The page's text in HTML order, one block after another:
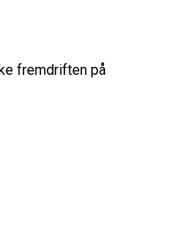
fremdriften på